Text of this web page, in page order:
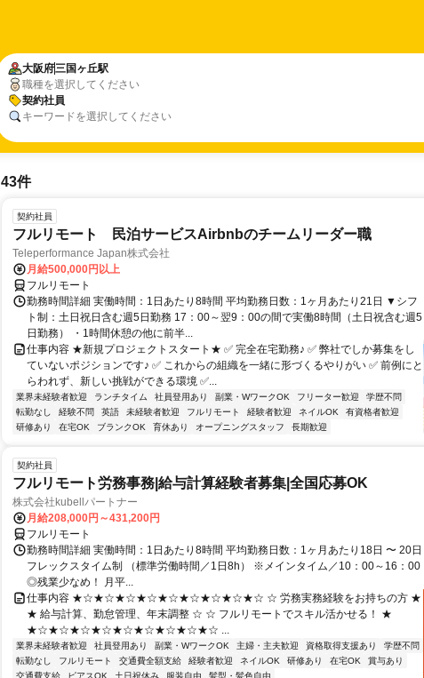
大阪府三国ヶ丘駅
職種を選択してください
契約社員
キーワードを選択してください
43件
契約社員
フルリモート 民泊サービスAirbnbのチームリーダー職
Teleperformance Japan株式会社
月給500,000円以上
フルリモート
勤務時間詳細 実働時間：1日あたり8時間 平均勤務日数：1ヶ月あたり21日 ▼シフ
ト制：土日祝日含む週5日勤務 17：00～翌9：00の間で実働8時間（土日祝含む週5
日勤務） ・1時間休憩の他に前半...
仕事内容 ★新規プロジェクトスタート★ ✅ 完全在宅勤務♪ ✅ 弊社でしか募集をし
ていないポジションです♪ ✅ これからの組織を一緒に形づくるやりがい ✅ 前例にと
らわれず、新しい挑戦ができる環境 ✅...
業界未経験者歓迎 ランチタイム 社員登用あり 副業・WワークOK フリーター歓迎
学歴不問
転勤なし
経験不問 英語 未経験者歓迎 フルリモート 経験者歓迎 ネイルOK
有資格者歓迎
研修あり
在宅OK ブランクOK 育休あり オープニングスタッフ 長期歓迎
契約社員
フルリモート労務事務|給与計算経験者募集|全国応募OK
株式会社kubellパートナー
月給208,000円～431,200円
フルリモート
勤務時間詳細 実働時間：1日あたり8時間 平均勤務日数：1ヶ月あたり18日 〜 20日
フレックスタイム制 （標準労働時間／1日8h） ※メインタイム／10：00～16：00
◎残業少なめ！ 月平...
仕事内容 ★☆★☆★☆★☆★☆★☆★☆★☆★☆ ☆ 労務実務経験をお持ちの方 ★
★ 給与計算、勤怠管理、年末調整 ☆ ☆ フルリモートでスキル活かせる！ ★
★☆★☆★☆★☆★☆★☆★☆★☆★☆ ...
業界未経験者歓迎 社員登用あり 副業・WワークOK 主婦・主夫歓迎 資格取得支援あり
学歴不問
転勤なし
フルリモート 交通費全額支給 経験者歓迎 ネイルOK 研修あり 在宅OK
賞与あり
交通費支給
ピアスOK 土日祝休み 服装自由 髪型・髪色自由